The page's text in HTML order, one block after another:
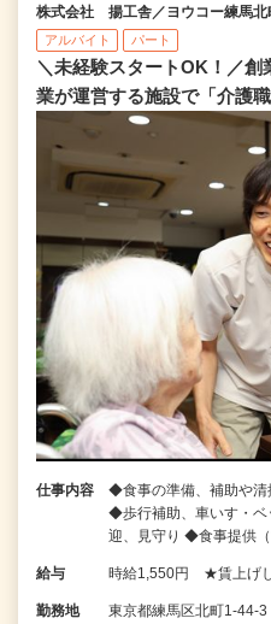
株式会社 揚工舎／ヨウコー練馬北
アルバイト パート
＼未経験スタートOK！／
業が運営する施設で「介護
仕事内容
◆食事の準備、補助や
◆歩行補助、車いす・
迎、見守り ◆食事提供
給与 時給1,550円 ★賃上げし
勤務地
東京都練馬区北町1-44-